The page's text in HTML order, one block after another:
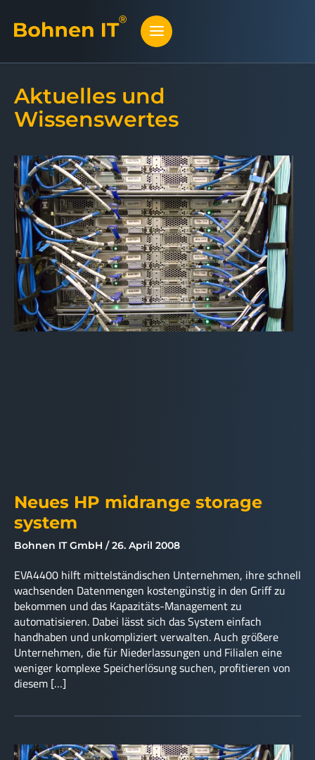
Aktuelles und
Wissenswertes
Neues HP midrange storage
system
Bohnen IT GmbH 26. April 2008
EVA4400 hilft mittelständischen Unternehmen, ihre schnell
wachsenden Datenmengen kostengünstig in den Griff zu
bekommen und das Kapazitäts-Management zu
automatisieren. Dabei lässt sich das System einfach
handhaben und unkompliziert verwalten. Auch größere
Unternehmen, die für Niederlassungen und Filialen eine
weniger komplexe Speicherlösung suchen, profitieren von
diesem […]